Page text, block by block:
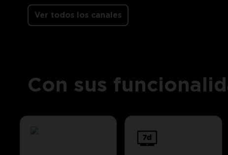
Ver todos los canales
Con sus